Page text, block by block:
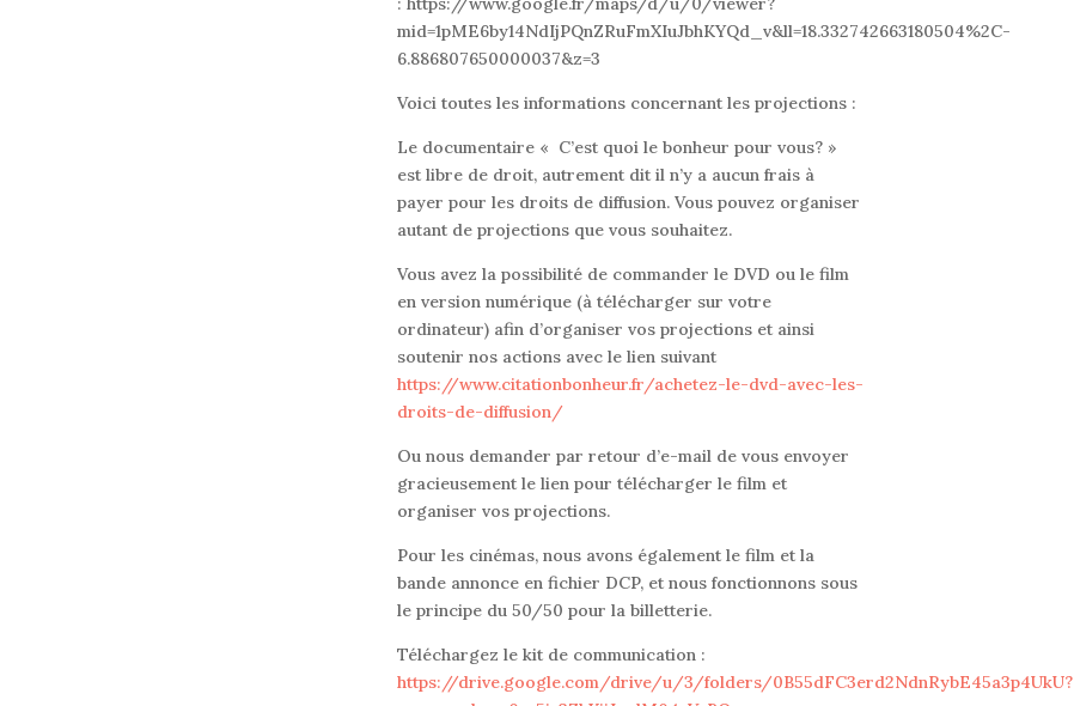
mid=1pME6by14NdIjPQnZRuFmXIuJbhKYQd_v&ll=18.332742663180504%2C-
6.886807650000037&z=3
Voici toutes les informations concernant les projections :
Le documentaire « C’est quoi le bonheur pour vous? »
est libre de droit, autrement dit il n’y a aucun frais à
payer pour les droits de diffusion. Vous pouvez organiser
autant de projections que vous souhaitez.
Vous avez la possibilité de commander le DVD ou le film
en version numérique (à télécharger sur votre
ordinateur) afin d’organiser vos projections et ainsi
soutenir nos actions avec le lien suivant
https://www.citationbonheur.fr/achetez-le-dvd-avec-les-
droits-de-diffusion/
Ou nous demander par retour d’e-mail de vous envoyer
gracieusement le lien pour télécharger le film et
organiser vos projections.
Pour les cinémas, nous avons également le film et la
bande annonce en fichier DCP, et nous fonctionnons sous
le principe du 50/50 pour la billetterie.
Téléchargez le kit de communication :
https://drive.google.com/drive/u/3/folders/0B55dFC3erd2NdnRybE45a3p4UkU?